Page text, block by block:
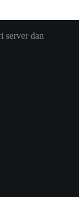
server dan